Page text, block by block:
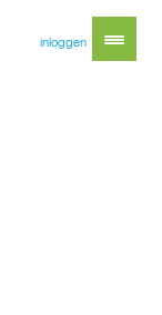
inloggen